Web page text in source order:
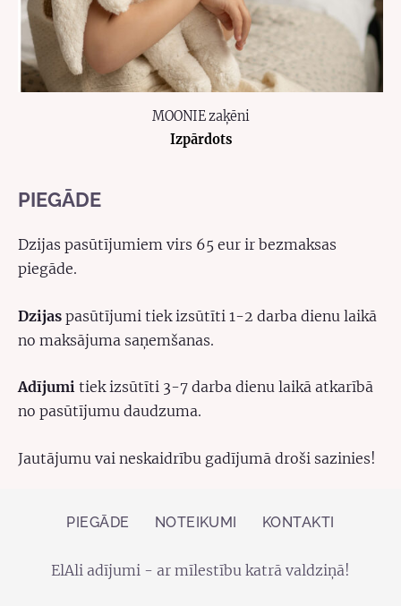
PIEGĀDE
Dzijas pasūtījumiem virs 65 eur ir bezmaksas
piegāde.
Dzijas pasūtījumi tiek izsūtīti 1-2 darba dienu laikā
no maksājuma saņemšanas.
Adījumi tiek izsūtīti 3-7 darba dienu laikā atkarībā
no pasūtījumu daudzuma.
Jautājumu vai neskaidrību gadījumā droši sazinies!
MOONIE zaķēni
Izpārdots
PIEGĀDE NOTEIKUMI KONTAKTI
ElAli adījumi - ar mīlestību katrā valdziņā!